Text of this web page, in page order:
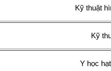
Kỹ thuật
Kỹ
Y học